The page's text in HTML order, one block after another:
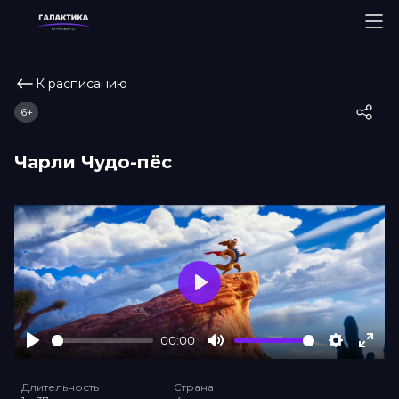
К расписанию
Чарли Чудо-пёс
6+
00:00
Mute Settings
Play
Длительность
Страна